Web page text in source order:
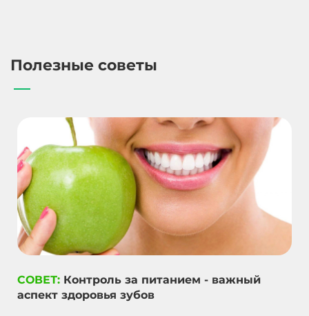
Полезные советы
СОВЕТ: Контроль за питанием - важный
аспект здоровья зубов